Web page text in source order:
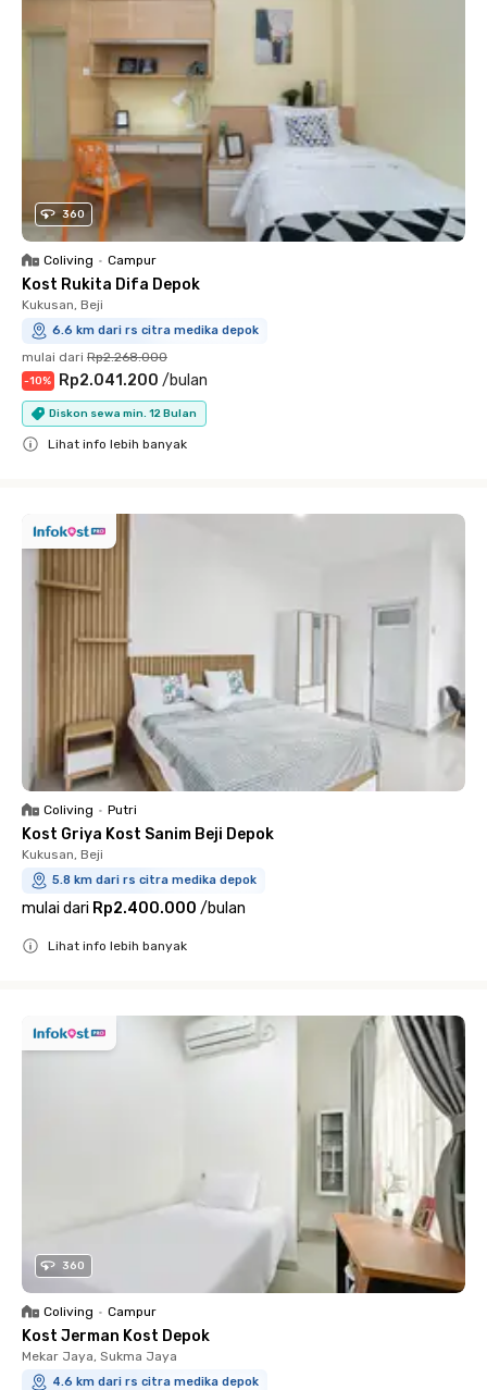
360
Coliving • Campur
Kost Rukita Difa Depok
Kukusan, Beji
6.6 km dari rs citra medika depok
mulai dari Rp2.268.000
-10% Rp2.041.200 /bulan
Diskon sewa min. 12 Bulan
Lihat info lebih banyak
Coliving • Putri
Kost Griya Kost Sanim Beji Depok
Kukusan, Beji
5.8 km dari rs citra medika depok
mulai dari Rp2.400.000 /bulan
Lihat info lebih banyak
360
Coliving • Campur
Kost Jerman Kost Depok
Mekar Jaya, Sukma Jaya
4.6 km dari rs citra medika depok